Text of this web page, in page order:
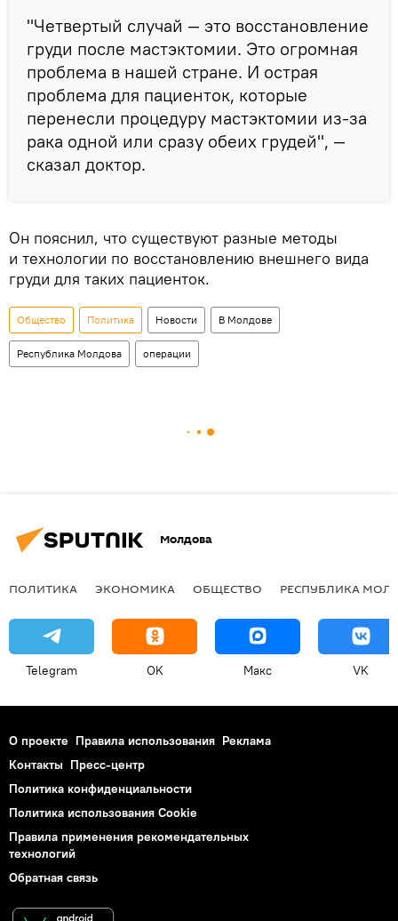
"Четвертый случай — это восстановление
груди после мастэктомии. Это огромная
проблема в нашей стране. И острая
проблема для пациенток, которые
перенесли процедуру мастэктомии из-за
рака одной или сразу обеих грудей", —
сказал доктор.
Он пояснил, что существуют разные методы
и технологии по восстановлению внешнего вида
груди для таких пациенток.
Общество Политика Новости В Молдове
Республика Молдова операции
Молдова
ПОЛИТИКА ЭКОНОМИКА ОБЩЕСТВО РЕСПУБЛИКА
Telegram OK Макс VK
О проекте Правила использования Реклама
Контакты Пресс-центр
Политика конфиденциальности
Политика использования Cookie
Правила применения рекомендательных
технологий
Обратная связь